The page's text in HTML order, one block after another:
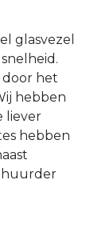
glasvezel
door het
hebben
liever
hebben
huurder